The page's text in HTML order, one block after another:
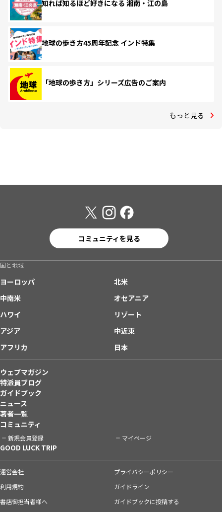
知れば知るほど好きになる 湘南・江の島
地球の歩き方45周年記念 インド特集
「地球の歩き方」シリーズ広告のご案内
もっと見る
コミュニティを見る
国と地域
ヨーロッパ
北米
中南米
オセアニア
ハワイ
リゾート
アジア
中近東
アフリカ
日本
ウェブマガジン
特派員ブログ
ガイドブック
ニュース
著者一覧
コミュニティ
新規会員登録 マイページ
GOOD LUCK TRIP
運営会社
プライバシーポリシー
利用規約
ガイドライン
書店御担当者様へ
ガイドブックに投稿する